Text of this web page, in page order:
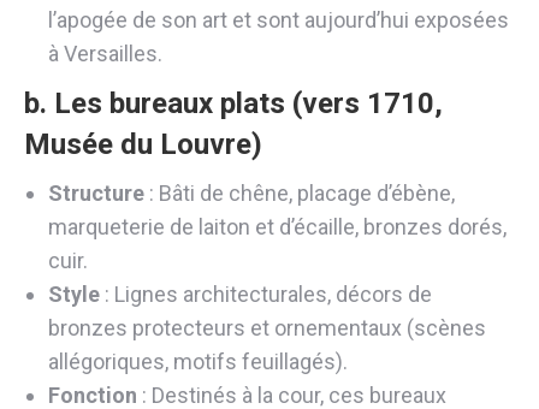
l’apogée de son art et sont aujourd’hui exposées
à Versailles.
b. Les bureaux plats (vers 1710,
Musée du Louvre)
Structure : Bâti de chêne, placage d’ébène,
marqueterie de laiton et d’écaille, bronzes dorés,
cuir.
Style : Lignes architecturales, décors de
bronzes protecteurs et ornementaux (scènes
allégoriques, motifs feuillagés).
Fonction : Destinés à la cour, ces bureaux